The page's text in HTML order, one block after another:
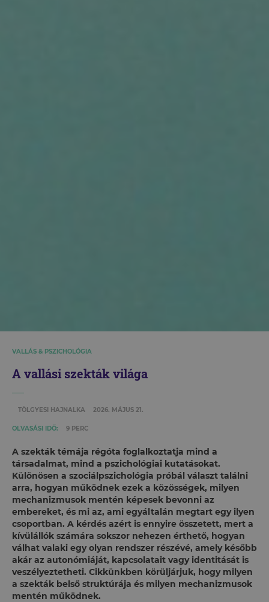
VALLÁS & PSZICHOLÓGIA
A vallási szekták világa
TÖLGYESI HAJNALKA 2026. MÁJUS 21.
OLVASÁSI IDŐ: 9 PERC
A szekták témája régóta foglalkoztatja mind a
társadalmat, mind a pszichológiai kutatásokat.
Különösen a szociálpszichológia próbál választ találni
arra, hogyan működnek ezek a közösségek, milyen
mechanizmusok mentén képesek bevonni az
embereket, és mi az, ami egyáltalán megtart egy ilyen
csoportban. A kérdés azért is ennyire összetett, mert a
kívülállók számára sokszor nehezen érthető, hogyan
válhat valaki egy olyan rendszer részévé, amely később
akár az autonómiáját, kapcsolatait vagy identitását is
veszélyeztetheti. Cikkünkben körüljárjuk, hogy milyen
a szekták belső struktúrája és milyen mechanizmusok
mentén működnek.